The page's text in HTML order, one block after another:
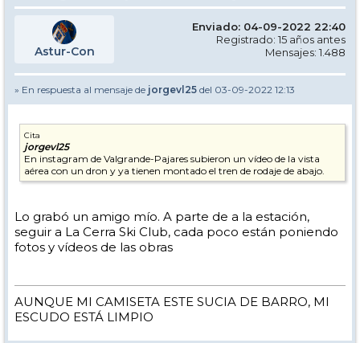
Astur-Con
Enviado: 04-09-2022 22:40
Registrado: 15 años antes
Mensajes: 1.488
» En respuesta al mensaje de jorgevl25 del 03-09-2022 12:13
Cita
jorgevl25
En instagram de Valgrande-Pajares subieron un vídeo de la vista
aérea con un dron y ya tienen montado el tren de rodaje de abajo.
Lo grabó un amigo mío. A parte de a la estación,
seguir a La Cerra Ski Club, cada poco están poniendo
fotos y vídeos de las obras
AUNQUE MI CAMISETA ESTE SUCIA DE BARRO, MI
ESCUDO ESTÁ LIMPIO